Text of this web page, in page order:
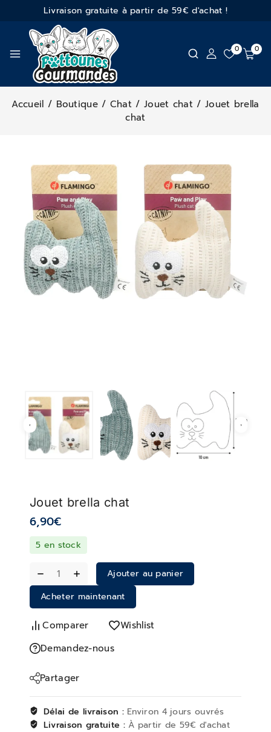
Livraison gratuite à partir de 59€ d'achat !
0 0
Accueil / Boutique / Chat / Jouet chat / Jouet brella
chat
Jouet brella chat
6,90€
5 en stock
Ajouter au panier
Acheter maintenant
Comparer
Wishlist
Demandez-nous
Partager
Délai de livraison : Environ 4 jours ouvrés
Livraison gratuite :À partir de 59€ d'achat